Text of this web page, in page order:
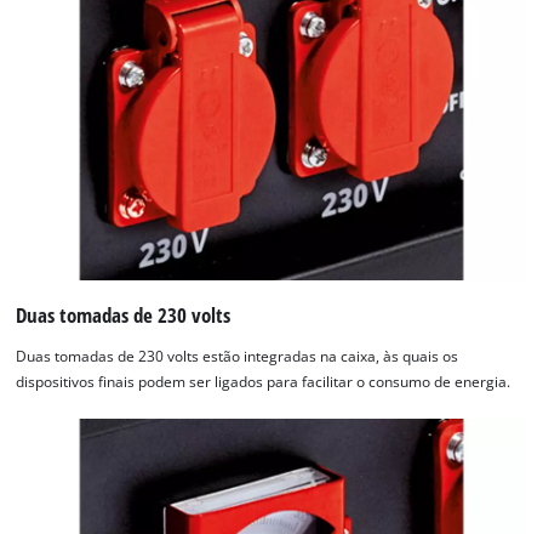
Duas tomadas de 230 volts
Duas tomadas de 230 volts estão integradas na caixa, às quais os
dispositivos finais podem ser ligados para facilitar o consumo de energia.